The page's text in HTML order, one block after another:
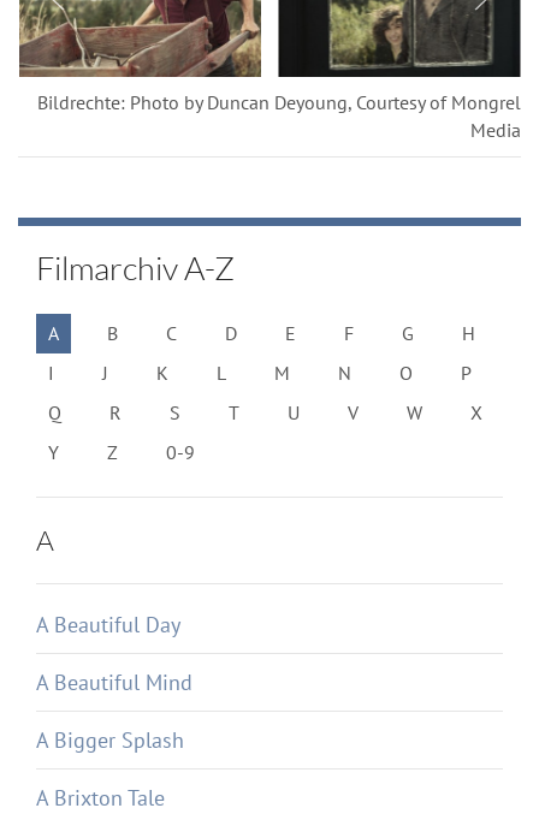
Bildrechte: Photo by Duncan Deyoung, Courtesy of Mongrel
Media
Filmarchiv A-Z
A B C D E F G
H
I
J K L M N O
P
Q
R S T U V W
X
Y
Z 0-9
A
A Beautiful Day
A Beautiful Mind
A Bigger Splash
A Brixton Tale